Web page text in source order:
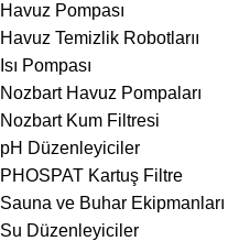
Havuz Pompası
Havuz Temizlik Robotlarıı
Isı Pompası
Nozbart Havuz Pompaları
Nozbart Kum Filtresi
pH Düzenleyiciler
PHOSPAT Kartuş Filtre
Sauna ve Buhar Ekipmanları
Su Düzenleyiciler